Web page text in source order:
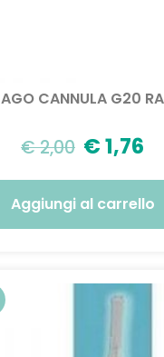
AGO CANNULA G20 RA
€2,00 €1,76
Aggiungi al carrello